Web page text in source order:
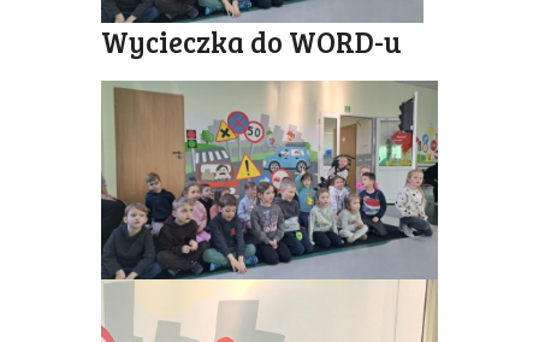
Wycieczka do WORD-u